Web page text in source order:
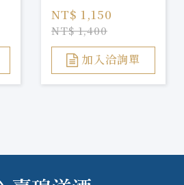
NT$ 1,150
NT$ 1,400
加入洽詢單